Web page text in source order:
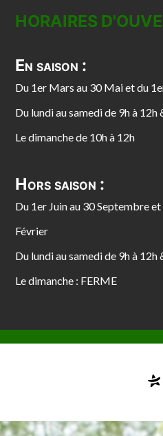
HORAIRES
En saison :
Du 1er Mars au 30 Mai et du
Du lundi au samedi de 9h à 12h
Le dimanche de 10h à 12h
Hors saison :
Du 1er Juin au 30 Septembre
Février
Du lundi au samedi de 9h à 12h
Le dimanche : FERME